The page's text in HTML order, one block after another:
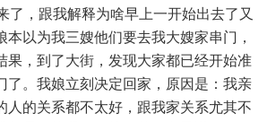
了，跟我解释为啥早上一开始出去了又
本以为我三嫂他们要去我大嫂家串门，
果，到了大街，发现大家都已经开始准
了。我娘立刻决定回家，原因是：我亲
人的关系都不太好，跟我家关系尤其不